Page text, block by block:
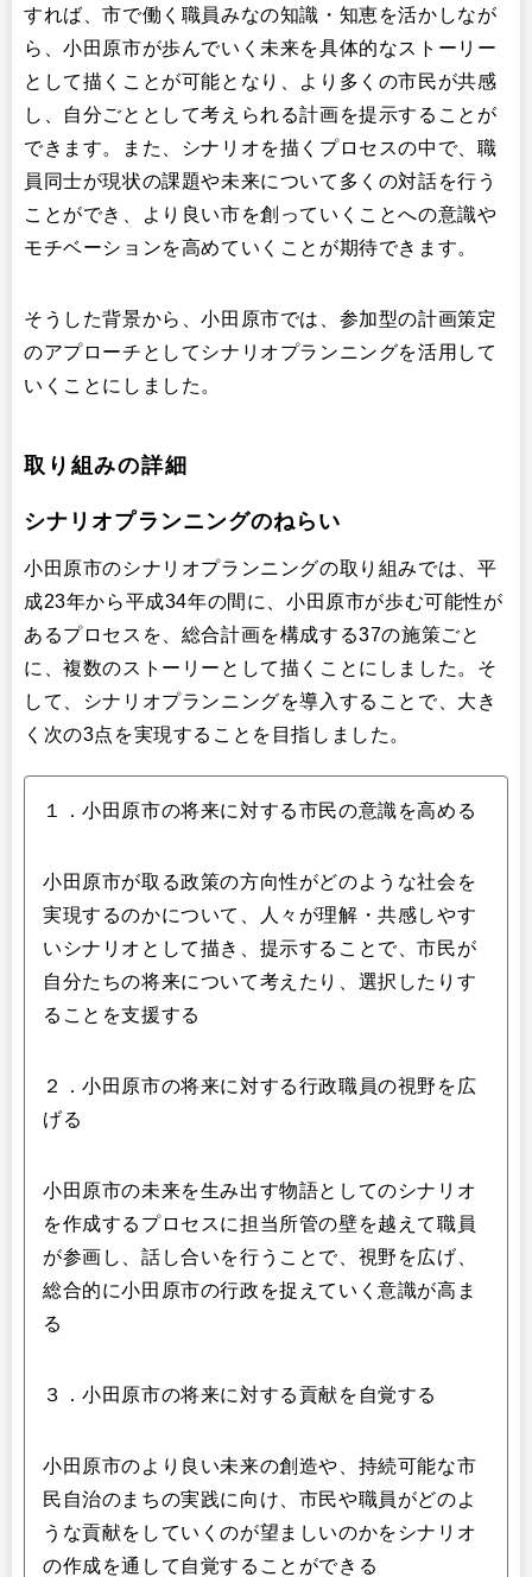
すれば、市で働く職員みなの知識・知恵を活かしなが
ら、小田原市が歩んでいく未来を具体的なストーリー
として描くことが可能となり、より多くの市民が共感
し、自分ごととして考えられる計画を提示することが
できます。また、シナリオを描くプロセスの中で、職
員同士が現状の課題や未来について多くの対話を行う
ことができ、より良い市を創っていくことへの意識や
モチベーションを高めていくことが期待できます。
そうした背景から、小田原市では、参加型の計画策定
のアプローチとしてシナリオプランニングを活用して
いくことにしました。
取り組みの詳細
シナリオプランニングのねらい
小田原市のシナリオプランニングの取り組みでは、平
成23年から平成34年の間に、小田原市が歩む可能性が
あるプロセスを、総合計画を構成する37の施策ごと
に、複数のストーリーとして描くことにしました。そ
して、シナリオプランニングを導入することで、大き
く次の3点を実現することを目指しました。
１．小田原市の将来に対する市民の意識を高める
小田原市が取る政策の方向性がどのような社会を
実現するのかについて、人々が理解・共感しやす
いシナリオとして描き、提示することで、市民が
自分たちの将来について考えたり、選択したりす
ることを支援する
２．小田原市の将来に対する行政職員の視野を広
げる
小田原市の未来を生み出す物語としてのシナリオ
を作成するプロセスに担当所管の壁を越えて職員
が参画し、話し合いを行うことで、視野を広げ、
総合的に小田原市の行政を捉えていく意識が高ま
る
３．小田原市の将来に対する貢献を自覚する
小田原市のより良い未来の創造や、持続可能な市
民自治のまちの実践に向け、市民や職員がどのよ
うな貢献をしていくのが望ましいのかをシナリオ
の作成を通して自覚することができる